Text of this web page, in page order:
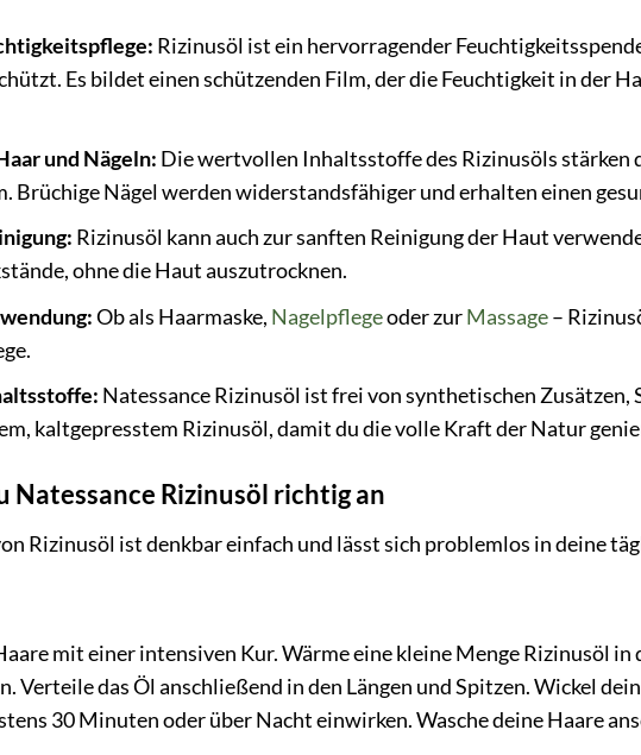
Rizinusöl ist ein hervorragender
Es bildet einen schützenden Film, der die Feuchtigkeit in der
und Nägeln: Die wertvollen Inhaltsstoffe des Rizinusöls stärken
Brüchige Nägel werden widerstandsfähiger und erhalten einen
Rizinusöl kann auch zur sanften Reinigung der Haut
ohne die Haut auszutrocknen.
Ob als Haarmaske, Nagelpflegeoder zurMassage–
Natessance Rizinusöl ist frei von synthetischen Zusätzen,
kaltgepresstem Rizinusöl, damit du die volle Kraft der Natur
Natessance Rizinusöl richtig an
Rizinusöl ist denkbar einfach und lässt sich problemlos in deine
mit einer intensiven Kur. Wärme eine kleine Menge Rizinusöl in
Verteile das Öl anschließend in den Längen und Spitzen. Wickel
30 Minuten oder über Nacht einwirken. Wasche deine Haare